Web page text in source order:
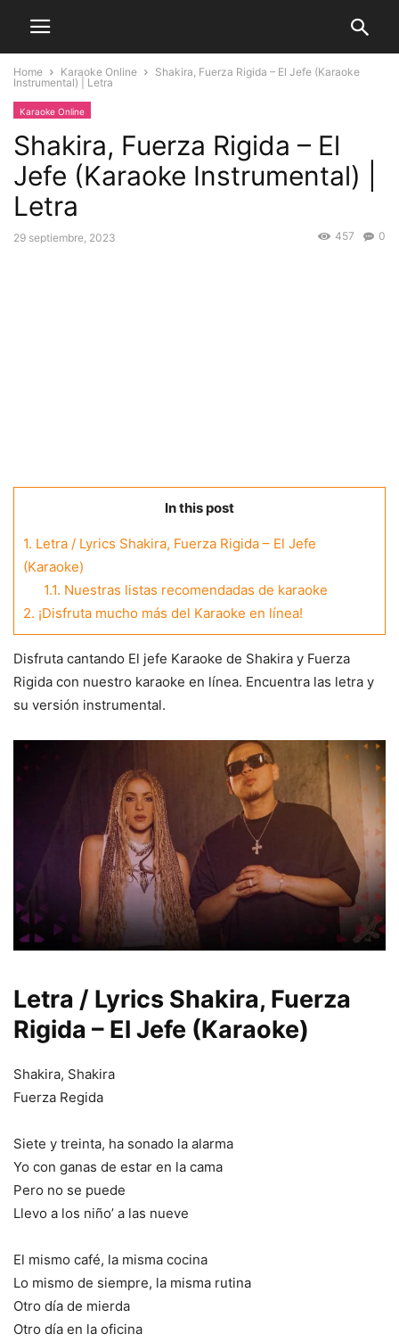
Home Karaoke Online
Shakira, Fuerza Rigida – El Jefe (Karaoke
Instrumental) | Letra
Karaoke Online
Shakira, Fuerza Rigida – El
Jefe (Karaoke Instrumental) |
Letra
29 septiembre, 2023 0
457
In this post
1. Letra / Lyrics Shakira, Fuerza Rigida – El Jefe
(Karaoke)
1.1. Nuestras listas recomendadas de karaoke
2. ¡Disfruta mucho más del Karaoke en línea!
Disfruta cantando El jefe Karaoke de Shakira y Fuerza
Rigida con nuestro karaoke en línea. Encuentra las letra y
su versión instrumental.
Letra / Lyrics Shakira, Fuerza
Rigida – El Jefe (Karaoke)
Shakira, Shakira
Fuerza Regida
Siete y treinta, ha sonado la alarma
Yo con ganas de estar en la cama
Pero no se puede
Llevo a los niño’ a las nueve
El mismo café, la misma cocina
Lo mismo de siempre, la misma rutina
Otro día de mierda
Otro día en la oficina